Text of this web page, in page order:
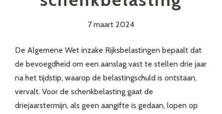
7 maart 2024
De Algemene Wet inzake Rijksbelastingen bepaalt dat
de bevoegdheid om een aanslag vast te stellen drie jaar
na het tijdstip, waarop de belastingschuld is ontstaan,
vervalt. Voor de schenkbelasting gaat de
driejaarstermijn, als geen aangifte is gedaan, lopen op